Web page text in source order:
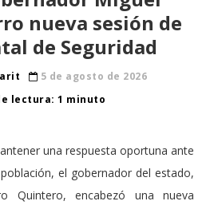
nueva sesión de
de Seguridad
5 de agosto de 2026
lectura: 1 minuto
una respuesta oportuna ante
el gobernador del estado,
Quintero, encabezó una nueva